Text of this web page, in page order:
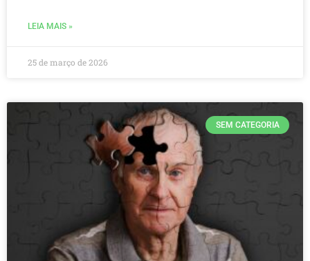
LEIA MAIS »
25 de março de 2026
SEM CATEGORIA